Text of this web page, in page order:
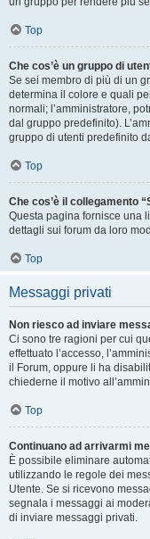
Top
Che cos’è un gruppo di
Se sei membro di più di un
determina il colore e quali
normali; l’amministratore,
dal gruppo predefinito).
gruppo di utenti predefinito
Top
Che cos’è il collegamento
Questa pagina fornisce una
dettagli sui forum da loro
Top
Messaggi privati
Non riesco ad inviare
Ci sono tre ragioni per cui
effettuato l’accesso,
il Forum, oppure li ha
chiederne il motivo
Top
Continuano ad arrivarmi
È possibile eliminare
utilizzando le regole dei
Utente. Se si ricevono
segnala i messaggi ai
di inviare messaggi privati​​.